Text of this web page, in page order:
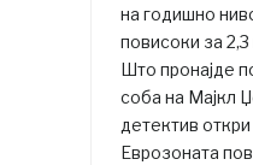
на годишно
повисоки за
Што пронајде
соба на Мајкл
детектив
Еврозоната